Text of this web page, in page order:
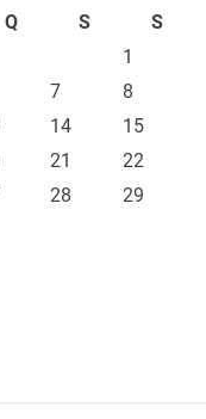
Q S
S
1
7
8
14
15
21
22
28
29